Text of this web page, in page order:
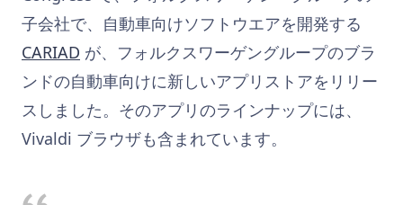
子会社で、自動車向けソフトウエアを開発する
CARIAD が、フォルクスワーゲングループのブラ
ンドの自動車向けに新しいアプリストアをリリー
スしました。そのアプリのラインナップには、
Vivaldi ブラウザも含まれています。